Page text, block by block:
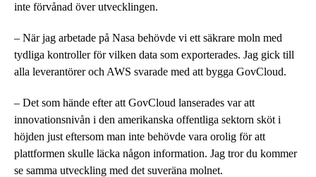
inte förvånad över utvecklingen.
– När jag arbetade på Nasa behövde vi ett säkrare moln med
tydliga kontroller för vilken data som exporterades. Jag gick till
alla leverantörer och AWS svarade med att bygga GovCloud.
– Det som hände efter att GovCloud lanserades var att
innovationsnivån i den amerikanska offentliga sektorn sköt i
höjden just eftersom man inte behövde vara orolig för att
plattformen skulle läcka någon information. Jag tror du kommer
se samma utveckling med det suveräna molnet.